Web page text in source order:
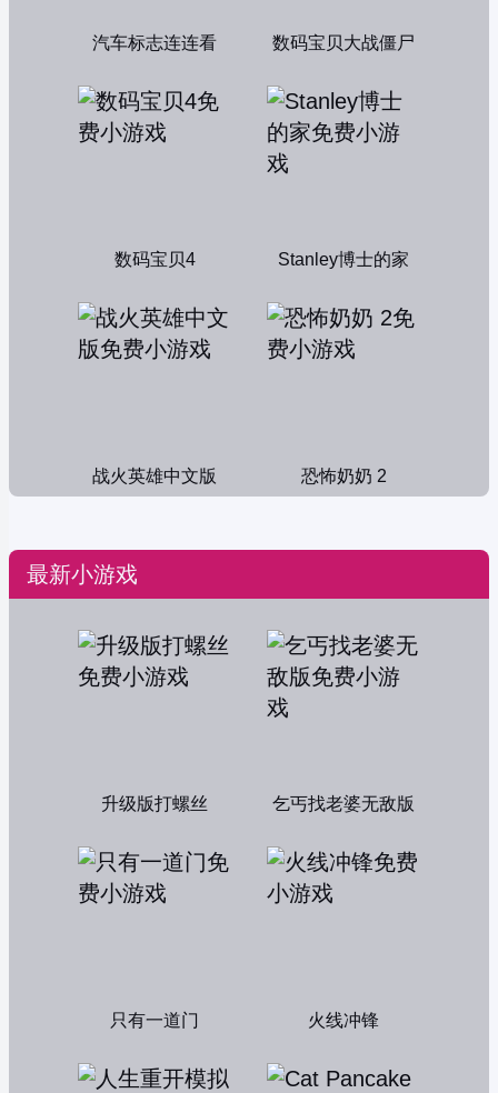
汽车标志连连看 数码宝贝大战僵尸
数码宝贝4 Stanley博士的家
战火英雄中文版 恐怖奶奶 2
最新小游戏
升级版打螺丝 乞丐找老婆无敌版
只有一道门 火线冲锋